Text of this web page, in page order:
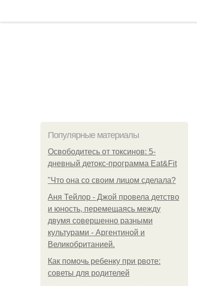
Популярные материалы
Освободитесь от токсинов: 5-
дневный детокс-программа Eat&Fit
"Что она со своим лицом сделала?
Аня Тейлор - Джой провела детство
и юность, перемещаясь между
двумя совершенно разными
культурами - Аргентиной и
Великобританией.
Как помочь ребенку при рвоте:
советы для родителей